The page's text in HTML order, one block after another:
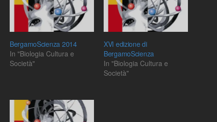
BergamoScienza 2014
In "Biologia Cultura e
Società"
XVI edizione di
BergamoScienza
In "Biologia Cultura e
Società"